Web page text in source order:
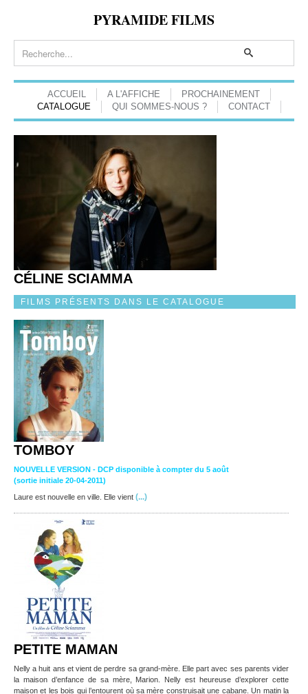
PYRAMIDE FILMS
ACCUEIL A L'AFFICHE
PROCHAINEMENT
CATALOGUE
QUI SOMMES-NOUS ? CONTACT
CÉLINE SCIAMMA
FILMS PRÉSENTS DANS LE CATALOGUE
TOMBOY
NOUVELLE VERSION - DCP disponible à compter du 5 août
(sortie initiale 20-04-2011)
Laure est nouvelle en ville. Elle vient (...)
PETITE MAMAN
Nelly a huit ans et vient de perdre sa grand-mère. Elle part avec ses parents vider
la maison d’enfance de sa mère, Marion. Nelly est heureuse d’explorer cette
maison et les bois qui l’entourent où sa mère construisait une cabane. Un matin la